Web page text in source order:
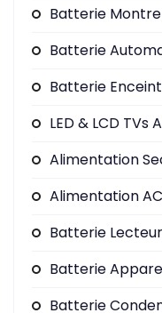
Batterie
Batterie
Batterie
LED & LCD
Alimentation
Alimentation
Batterie
Batterie
Batterie